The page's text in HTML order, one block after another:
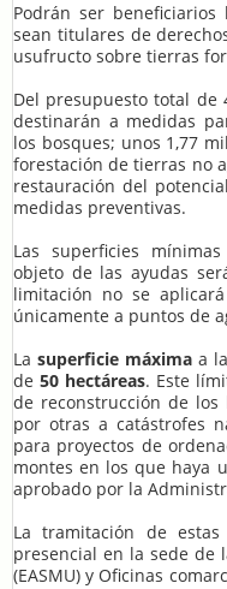
Podrán ser
sean titulares de
usufructo sobre tierras
Del presupuesto total de
destinarán a medidas
los bosques; unos 1,77
forestación de tierras no
restauración del
medidas preventivas.
Las superficies
objeto de las ayudas
limitación no se
únicamente a puntos de
Lasuperficie máxima a
de 50 hectáreas. Este
de reconstrucción de
por otras a catástrofes
para proyectos de
montes en los que haya
aprobado por la
La tramitación de
presencial en la sede de
(EASMU) y Oficinas